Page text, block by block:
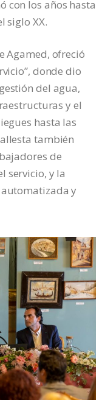
con los años hasta
siglo XX.
Agamed, ofreció
donde dio
del agua,
y el
hasta las
también
de
servicio, y la
y